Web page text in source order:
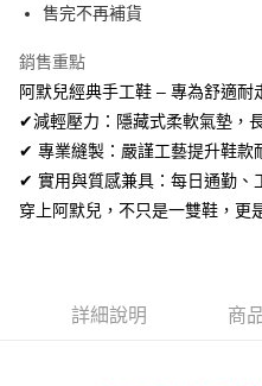
上海商業儲蓄銀行
臺灣中小企業銀行
匯豐（台灣）商業銀行
聯邦商業銀行
元大商業銀行
台新國際商業銀行
台灣樂天信用卡公司
LINE Pay
Apple Pay
街口支付
悠遊付
Google Pay
相關說明
售完不再補貨
銷售重點
阿默兒經典手工鞋 – 專為舒適耐
✔減輕壓力：隱藏式柔軟氣墊，
✔ 專業縫製：嚴謹工藝提升鞋款
✔ 實用與質感兼具：每日通勤、
穿上阿默兒，不只是一雙鞋，更
詳細說明 商